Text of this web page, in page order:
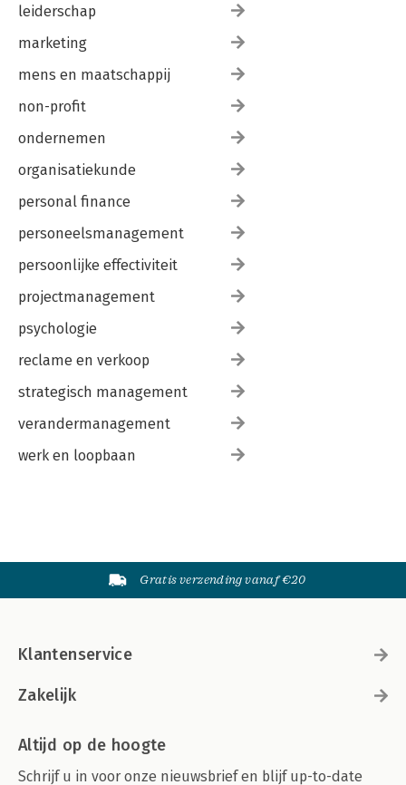
leiderschap
marketing
mens en maatschappij
non-profit
ondernemen
organisatiekunde
personal finance
personeelsmanagement
persoonlijke effectiviteit
projectmanagement
psychologie
reclame en verkoop
strategisch management
verandermanagement
werk en loopbaan
Gratis verzending vanaf €20
Klantenservice
Zakelijk
Altijd op de hoogte
Schrijf u in voor onze nieuwsbrief en blijf up-to-date